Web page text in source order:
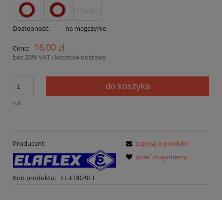
Dostępność: na magazynie
Cena: 16,00 zł
bez 23% VAT i kosztów dostawy
szt.
do koszyka
Producent:
Kod produktu: EL-ED079LT
zapytaj o produkt
poleć znajomemu